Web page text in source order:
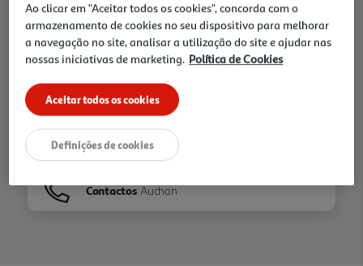
Ir para Homepage
Folhetos
Contactos Auchan
Ao clicar em "Aceitar todos os cookies", concorda com o
armazenamento de cookies no seu dispositivo para melhorar
a navegação no site, analisar a utilização do site e ajudar nas
nossas iniciativas de marketing. Política de Cookies
Aceitar todos os cookies
Definições de cookies